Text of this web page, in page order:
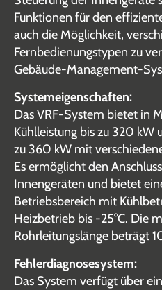
Funktionen für den
auch die Möglichkeit,
Fernbedienungstypen zu
Gebäude-Management-
Systemeigenschaften:
Das VRF-System bietet in
Kühlleistung bis zu 320 kW
zu 360 kW mit
Es ermöglicht den
Innengeräten und bietet
Betriebsbereich mit
Heizbetrieb bis -25°C. Die
Rohrleitungslänge beträgt
Fehlerdiagnosesystem:
Das System verfügt über